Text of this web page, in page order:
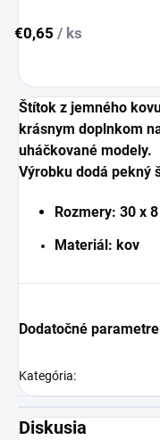
€0,65 / ks
Štítok z jemného
krásnym doplnkom
uháčkované modely.
Výrobku dodá pekný
Rozmery: 30 x
Materiál: kov
Dodatočné parametre
Kategória:
Diskusia